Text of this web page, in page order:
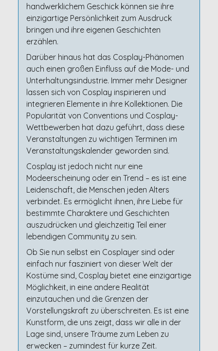
handwerklichem Geschick können sie ihre
einzigartige Persönlichkeit zum Ausdruck
bringen und ihre eigenen Geschichten
erzählen.
Darüber hinaus hat das Cosplay-Phänomen
auch einen großen Einfluss auf die Mode- und
Unterhaltungsindustrie. Immer mehr Designer
lassen sich von Cosplay inspirieren und
integrieren Elemente in ihre Kollektionen. Die
Popularität von Conventions und Cosplay-
Wettbewerben hat dazu geführt, dass diese
Veranstaltungen zu wichtigen Terminen im
Veranstaltungskalender geworden sind.
Cosplay ist jedoch nicht nur eine
Modeerscheinung oder ein Trend – es ist eine
Leidenschaft, die Menschen jeden Alters
verbindet. Es ermöglicht ihnen, ihre Liebe für
bestimmte Charaktere und Geschichten
auszudrücken und gleichzeitig Teil einer
lebendigen Community zu sein.
Ob Sie nun selbst ein Cosplayer sind oder
einfach nur fasziniert von dieser Welt der
Kostüme sind, Cosplay bietet eine einzigartige
Möglichkeit, in eine andere Realität
einzutauchen und die Grenzen der
Vorstellungskraft zu überschreiten. Es ist eine
Kunstform, die uns zeigt, dass wir alle in der
Lage sind, unsere Träume zum Leben zu
erwecken – zumindest für kurze Zeit.